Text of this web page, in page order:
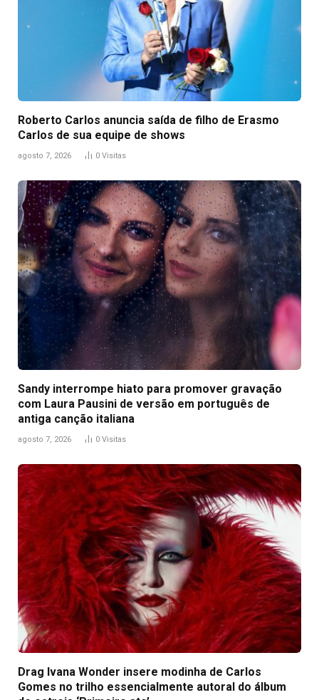
Roberto Carlos anuncia saída de filho de Erasmo
Carlos de sua equipe de shows
agosto 7, 2026 0 Visitas
Sandy interrompe hiato para promover gravação
com Laura Pausini de versão em português de
antiga canção italiana
agosto 7, 2026 0 Visitas
Drag Ivana Wonder insere modinha de Carlos
Gomes no trilho essencialmente autoral do álbum